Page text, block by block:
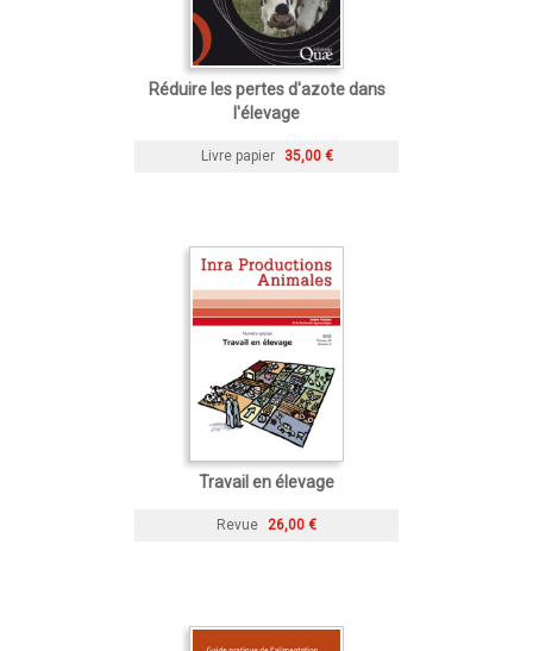
Réduire les pertes d'azote dans
l'élevage
Livre papier 35,00 €
Travail en élevage
Revue 26,00 €